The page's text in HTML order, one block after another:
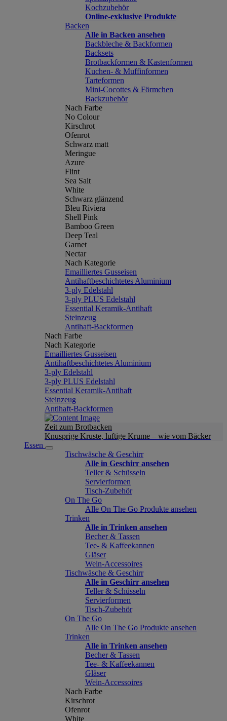
Kochzubehör
Online-exklusive Produkte
Backen
Alle in Backen ansehen
Backbleche & Backformen
Backsets
Brotbackformen & Kastenformen
Kuchen- & Muffinformen
Tarteformen
Mini-Cocottes & Förmchen
Backzubehör
Nach Farbe
No Colour
Kirschrot
Ofenrot
Schwarz matt
Meringue
Azure
Flint
Sea Salt
White
Schwarz glänzend
Bleu Riviera
Shell Pink
Bamboo Green
Deep Teal
Garnet
Nectar
Nach Kategorie
Emailliertes Gusseisen
Antihaftbeschichtetes Aluminium
3-ply Edelstahl
3-ply PLUS Edelstahl
Essential Keramik-Antihaft
Steinzeug
Antihaft-Backformen
Nach Farbe
Nach Kategorie
Emailliertes Gusseisen
Antihaftbeschichtetes Aluminium
3-ply Edelstahl
3-ply PLUS Edelstahl
Essential Keramik-Antihaft
Steinzeug
Antihaft-Backformen
Zeit zum Brotbacken
Knusprige Kruste, luftige Krume – wie vom Bäcker
Essen
Tischwäsche & Geschirr
Alle in Geschirr ansehen
Teller & Schüsseln
Servierformen
Tisch-Zubehör
On The Go
Alle On The Go Produkte ansehen
Trinken
Alle in Trinken ansehen
Becher & Tassen
Tee- & Kaffeekannen
Gläser
Wein-Accessoires
Tischwäsche & Geschirr
Alle in Geschirr ansehen
Teller & Schüsseln
Servierformen
Tisch-Zubehör
On The Go
Alle On The Go Produkte ansehen
Trinken
Alle in Trinken ansehen
Becher & Tassen
Tee- & Kaffeekannen
Gläser
Wein-Accessoires
Nach Farbe
Kirschrot
Ofenrot
White